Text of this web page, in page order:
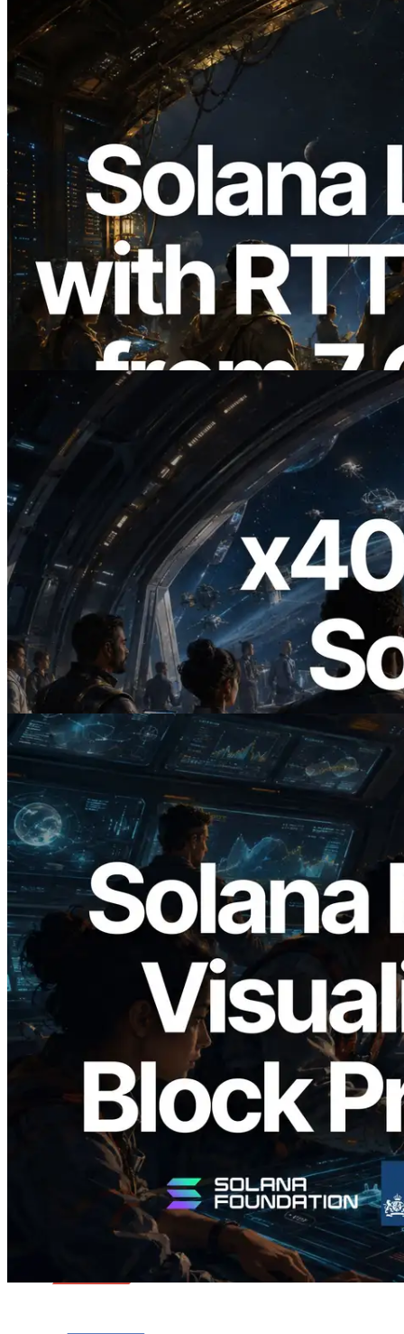
2026.08.05
ERPC 擴展 Solana Leader Slot API：新
增全球 7 個區域的 Ping 測量 —
Validators Information API 同步上線
2026.07.04
ERPC 發布支援 x402 支付的 Solana RPC
— AI Agent 按需為 API 付款的時代開啟
閱讀本文
2026.05.24
Validators Solutions 釋出 Solana Block
Analyzer — 以 slot 為單位視覺化區塊生
成時間與負責驗證者